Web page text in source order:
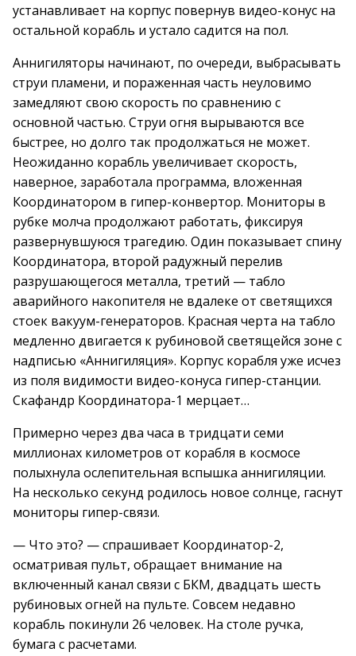
устанавливает на корпус повернув видео-конус на
остальной корабль и устало садится на пол.
Аннигиляторы начинают, по очереди, выбрасывать
струи пламени, и пораженная часть неуловимо
замедляют свою скорость по сравнению с
основной частью. Струи огня вырываются все
быстрее, но долго так продолжаться не может.
Неожиданно корабль увеличивает скорость,
наверное, заработала программа, вложенная
Координатором в гипер-конвертор. Мониторы в
рубке молча продолжают работать, фиксируя
развернувшуюся трагедию. Один показывает спину
Координатора, второй радужный перелив
разрушающегося металла, третий — табло
аварийного накопителя не вдалеке от светящихся
стоек вакуум-генераторов. Красная черта на табло
медленно двигается к рубиновой светящейся зоне с
надписью «Аннигиляция». Корпус корабля уже исчез
из поля видимости видео-конуса гипер-станции.
Скафандр Координатора-1 мерцает…
Примерно через два часа в тридцати семи
миллионах километров от корабля в космосе
полыхнула ослепительная вспышка аннигиляции.
На несколько секунд родилось новое солнце, гаснут
мониторы гипер-связи.
— Что это? — спрашивает Координатор-2,
осматривая пульт, обращает внимание на
включенный канал связи с БКМ, двадцать шесть
рубиновых огней на пульте. Совсем недавно
корабль покинули 26 человек. На столе ручка,
бумага с расчетами.